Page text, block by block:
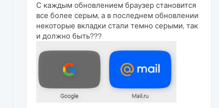
С каждым обновлением браузер становится
все более серым, а в последнем обновлении
некоторые вкладки стали темно серыми, так
и должно быть???